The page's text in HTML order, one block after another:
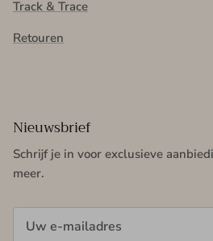
Track & Trace
Retouren
Nieuwsbrief
Schrijf je in voor exclusieve
meer.